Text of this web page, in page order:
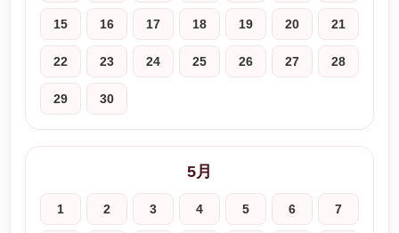
15 16 17 18 19 20 21
22 23 24 25 26 27 28
29 30
5月
1 2 3 4 5 6 7